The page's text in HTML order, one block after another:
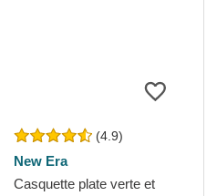
(4.9)
New Era
Casquette plate verte et